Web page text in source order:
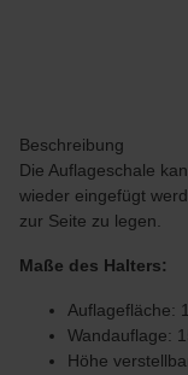
Beschreibung
Die Auflageschale
wieder eingefügt
zur Seite zu legen.
Maße des Halters:
Auflagefläche:
Wandauflage:
Höhe